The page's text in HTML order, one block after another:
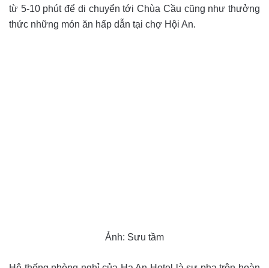
từ 5-10 phút để di chuyển tới Chùa Cầu cũng như thưởng
thức những món ăn hấp dẫn tại chợ Hội An.
Ảnh: Sưu tầm